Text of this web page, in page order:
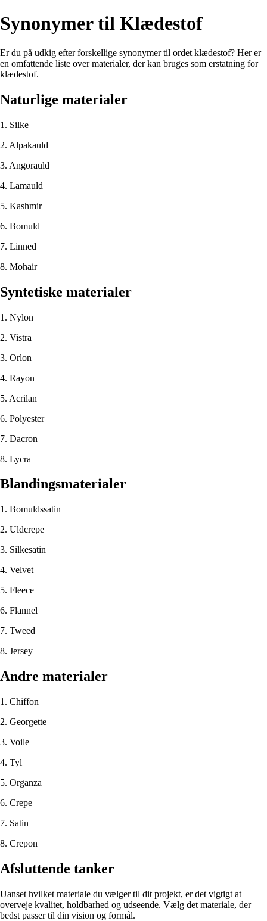
Synonymer til Klædestof
Er du på udkig efter forskellige synonymer til ordet klædestof? Her er
en omfattende liste over materialer, der kan bruges som erstatning for
klædestof.
Naturlige materialer
1. Silke
2. Alpakauld
3. Angorauld
4. Lamauld
5. Kashmir
6. Bomuld
7. Linned
8. Mohair
Syntetiske materialer
1. Nylon
2. Vistra
3. Orlon
4. Rayon
5. Acrilan
6. Polyester
7. Dacron
8. Lycra
Blandingsmaterialer
1. Bomuldssatin
2. Uldcrepe
3. Silkesatin
4. Velvet
5. Fleece
6. Flannel
7. Tweed
8. Jersey
Andre materialer
1. Chiffon
2. Georgette
3. Voile
4. Tyl
5. Organza
6. Crepe
7. Satin
8. Crepon
Afsluttende tanker
Uanset hvilket materiale du vælger til dit projekt, er det vigtigt at
overveje kvalitet, holdbarhed og udseende. Vælg det materiale, der
bedst passer til din vision og formål.